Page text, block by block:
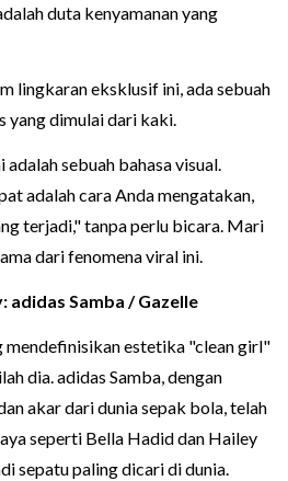
duta kenyamanan yang
lingkaran eksklusif ini, ada sebuah
dimulai dari kaki.
sebuah bahasa visual.
adalah cara Anda mengatakan,
terjadi," tanpa perlu bicara. Mari
dari fenomena viral ini.
Samba / Gazelle
mendefinisikan estetika "clean girl"
dia. adidas Samba, dengan
akar dari dunia sepak bola, telah
seperti Bella Hadid dan Hailey
sepatu paling dicari di dunia.